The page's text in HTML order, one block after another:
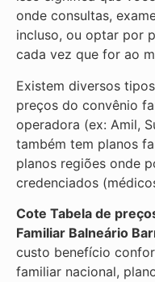
onde consultas,
incluso, ou optar por
cada vez que for ao
Existem diversos
preços do convênio
operadora (ex: Amil,
também tem planos
planos regiões onde
credenciados
Cote Tabela de
Familiar Balneário
custo benefício
familiar nacional,